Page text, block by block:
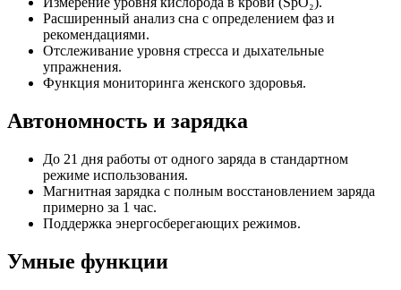
Расширенный анализ сна с определением фаз и
рекомендациями.
Отслеживание уровня стресса и дыхательные
упражнения.
Функция мониторинга женского здоровья.
Автономность и зарядка
До 21 дня работы от одного заряда в стандартном
режиме использования.
Магнитная зарядка с полным восстановлением заряда
примерно за 1 час.
Поддержка энергосберегающих режимов.
Умные функции